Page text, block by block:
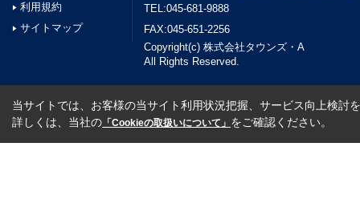
利用規約
サイトマップ
TEL:045-681-9888
FAX:045-651-2256
Copyright(c) 株式会社タウンズ・A
All Rights Reserved.
当サイトでは、お客様の当サイト利用状況把握、サービス向上検討
詳しくは、当社の 「Cookieの取扱いについて」 をご確認ください。